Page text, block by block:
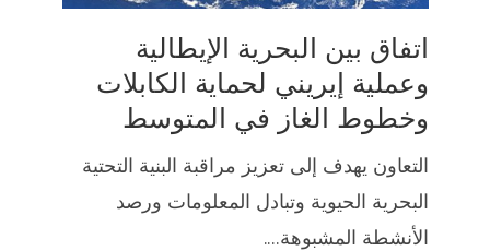
اتفاق بين البحرية الإيطالية
وعملية إيريني لحماية الكابلات
وخطوط الغاز في المتوسط
التعاون يهدف إلى تعزيز مراقبة البنية التحتية
البحرية الحيوية وتبادل المعلومات ورصد
الأنشطة المشبوهة....